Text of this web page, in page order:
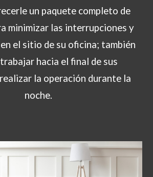
un paquete completo de
minimizar las interrupciones y
el sitio de su oficina; también
hacia el final de sus
la operación durante la
noche.